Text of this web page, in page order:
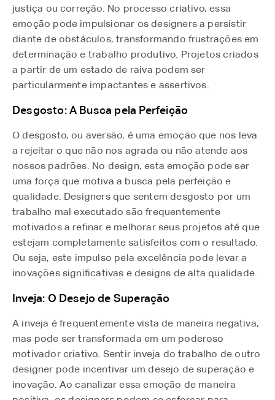
justiça ou correção. No processo criativo, essa
emoção pode impulsionar os designers a persistir
diante de obstáculos, transformando frustrações em
determinação e trabalho produtivo. Projetos criados
a partir de um estado de raiva podem ser
particularmente impactantes e assertivos.
Desgosto: A Busca pela Perfeição
O desgosto, ou aversão, é uma emoção que nos leva
a rejeitar o que não nos agrada ou não atende aos
nossos padrões. No design, esta emoção pode ser
uma força que motiva a busca pela perfeição e
qualidade. Designers que sentem desgosto por um
trabalho mal executado são frequentemente
motivados a refinar e melhorar seus projetos até que
estejam completamente satisfeitos com o resultado.
Ou seja, este impulso pela excelência pode levar a
inovações significativas e designs de alta qualidade.
Inveja: O Desejo de Superação
A inveja é frequentemente vista de maneira negativa,
mas pode ser transformada em um poderoso
motivador criativo. Sentir inveja do trabalho de outro
designer pode incentivar um desejo de superação e
inovação. Ao canalizar essa emoção de maneira